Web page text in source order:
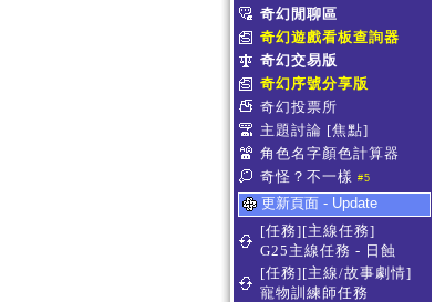
奇幻閒聊區
奇幻遊戲看板查詢器
奇幻交易版
奇幻序號分享版
奇幻投票所
主題討論 [焦點]
角色名字顏色計算器
奇怪？不一樣 #5
更新頁面 - Update
[任務][主線任務]
G25主線任務 - 日蝕
[任務][主線/故事劇情]
寵物訓練師任務